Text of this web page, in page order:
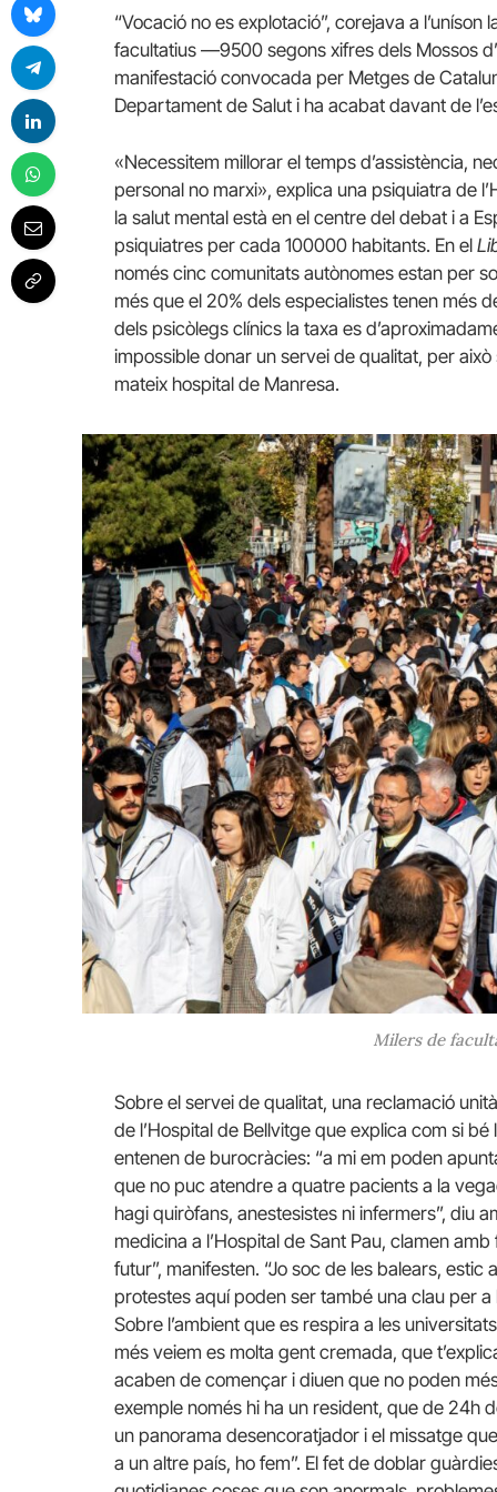
“Vocació no es explotació”, corejava a
facultatius —9500 segons xifres dels Mossos
manifestació convocada per Metges de
Departament de Salut i ha acabat davant de
«Necessitem millorar el temps d’assistència,
personal no marxi», explica una psiquiatra de
la salut mental està en el centre del debat i a
psiquiatres per cada 100000 habitants. En el
només cinc comunitats autònomes estan per
més que el 20% dels especialistes tenen més
dels psicòlegs clínics la taxa es
impossible donar un servei de qualitat, per
mateix hospital de Manresa.
Milers de
Sobre el servei de qualitat, una reclamació
de l’Hospital de Bellvitge que explica com si
entenen de burocràcies: “a mi em poden
que no puc atendre a quatre pacients a la
hagi quiròfans, anestesistes ni infermers”, diu
medicina a l’Hospital de Sant Pau, clamen
futur”, manifesten. “Jo soc de les balears,
protestes aquí poden ser també una clau per a
Sobre l’ambient que es respira a les
més veiem es molta gent cremada, que
acaben de començar i diuen que no poden
exemple només hi ha un resident, que de 24h
un panorama desencoratjador i el missatge
a un altre país, ho fem”. El fet de doblar